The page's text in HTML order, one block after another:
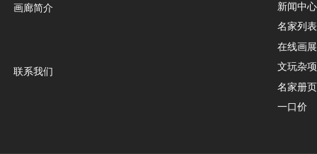
画廊简介
联系我们
新闻中心
名家列表
在线画展
文玩杂项
名家册页
一口价